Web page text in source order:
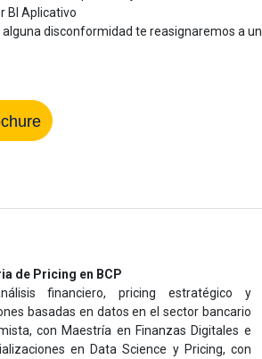
BI Aplicativo
disconformidad te reasignaremos a un
de Pricing en BCP
financiero, pricing estratégico y
basadas en datos en el sector bancario
con Maestría en Finanzas Digitales e
en Data Science y Pricing, con